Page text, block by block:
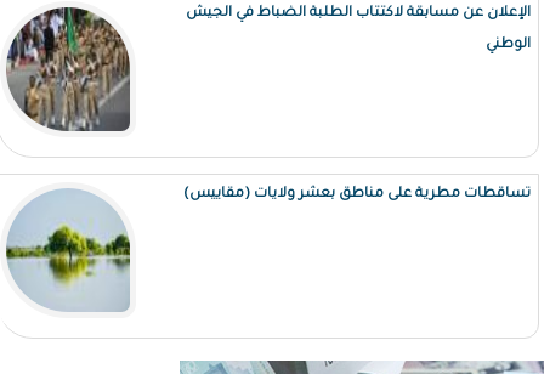
الإعلان عن مسابقة لاكتتاب الطلبة الضباط في الجيش
الوطني
تساقطات مطرية على مناطق بعشر ولايات (مقاييس)